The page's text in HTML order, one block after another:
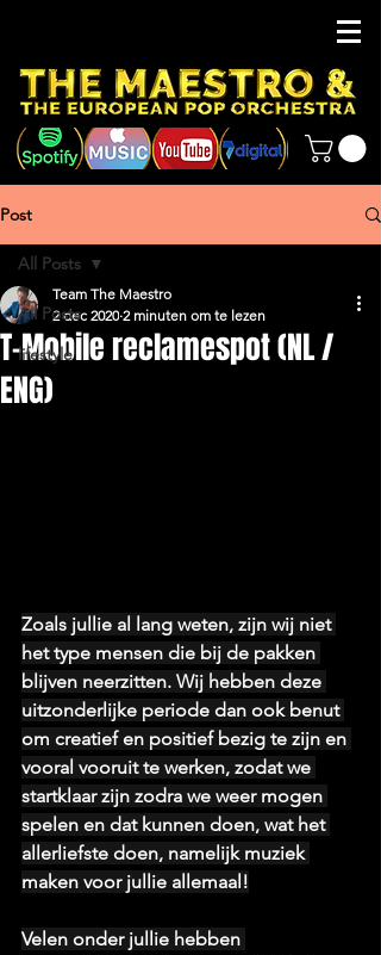
Post
All Posts
lifestyle
All Posts
T-Mobile reclamespot (NL /
ENG)
Team The Maestro
2 dec 2020 2 minuten om te lezen
Zoals jullie al lang weten, zijn wij niet
het type mensen die bij de pakken
blijven neerzitten. Wij hebben deze
uitzonderlijke periode dan ook benut
om creatief en positief bezig te zijn en
vooral vooruit te werken, zodat we
startklaar zijn zodra we weer mogen
spelen en dat kunnen doen, wat het
allerliefste doen, namelijk muziek
maken voor jullie allemaal!
Velen onder jullie hebben